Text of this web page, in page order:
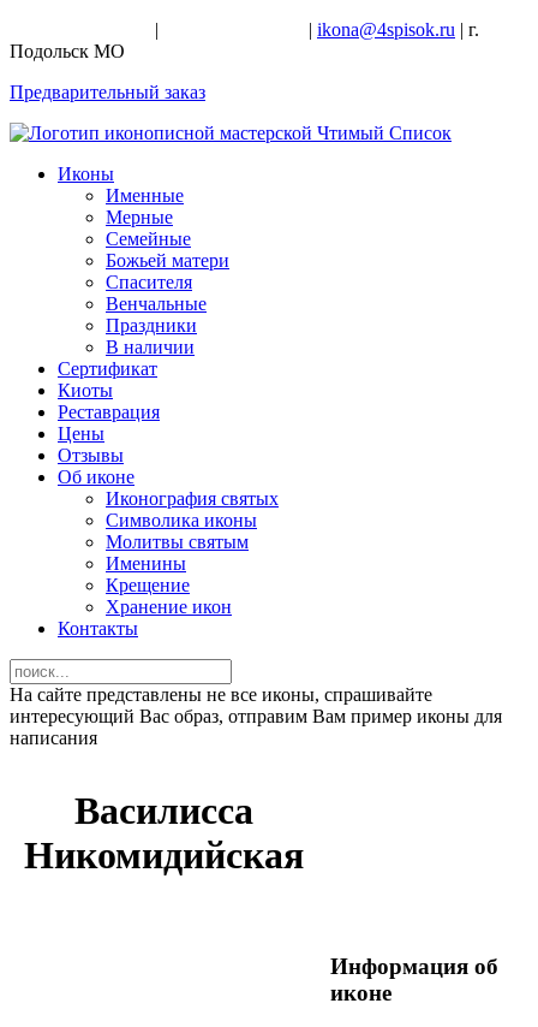
| | ikona@4spisok.ru | г.
Подольск МО
Предварительный заказ
Иконы
Именные
Мерные
Семейные
Божьей матери
Спасителя
Венчальные
Праздники
В наличии
Сертификат
Киоты
Реставрация
Цены
Отзывы
Об иконе
Иконография святых
Символика иконы
Молитвы святым
Именины
Крещение
Хранение икон
Контакты
На сайте представлены не все иконы, спрашивайте
интересующий Вас образ, отправим Вам пример иконы для
написания
Василисса
Никомидийская
Информация об
иконе